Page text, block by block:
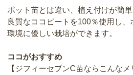
ポット苗とは違い、植え付けが簡
良質なココピートを100％使用し
環境に優しい栽培ができます。
ココがおすすめ
【ジフィーセブンC苗ならこんなメ